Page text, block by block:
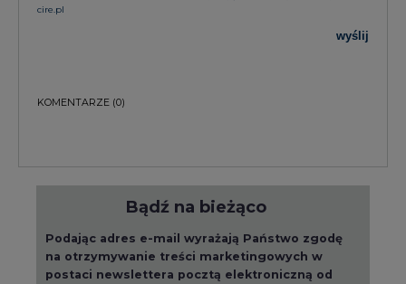
cire.pl
wyślij
KOMENTARZE (0)
Bądź na bieżąco
Podając adres e-mail wyrażają Państwo zgodę
na otrzymywanie treści marketingowych w
postaci newslettera pocztą elektroniczną od